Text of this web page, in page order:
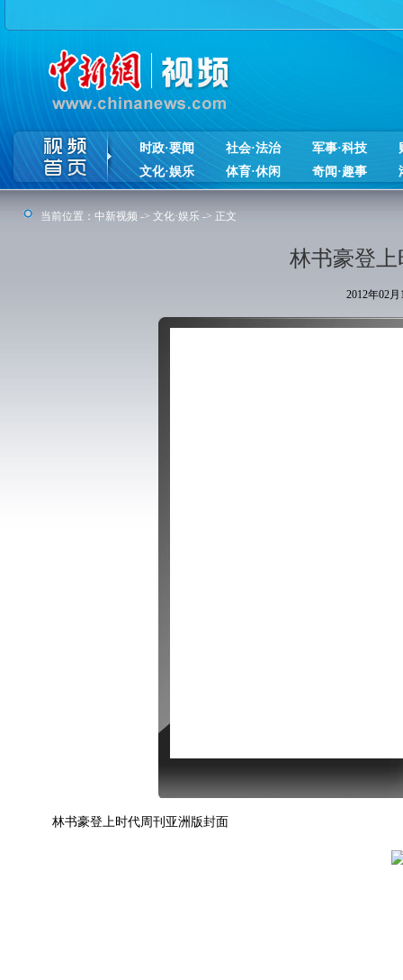
时政·要闻 社会·法治 军事·科技
文化·娱乐
体育·休闲 奇闻·趣事
当前位置： 中新视频 -> 文化·娱乐 -> 正文
林书豪登
2012年02
林书豪登上时代周刊亚洲版封面